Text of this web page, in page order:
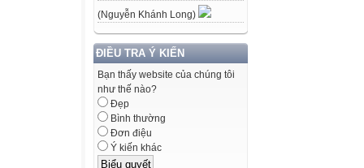
(Nguyễn Khánh Long)
ĐIỀU TRA Ý KIẾN
Bạn thấy website của chúng tôi
như thế nào?
Đẹp
Bình thường
Đơn điệu
Ý kiến khác